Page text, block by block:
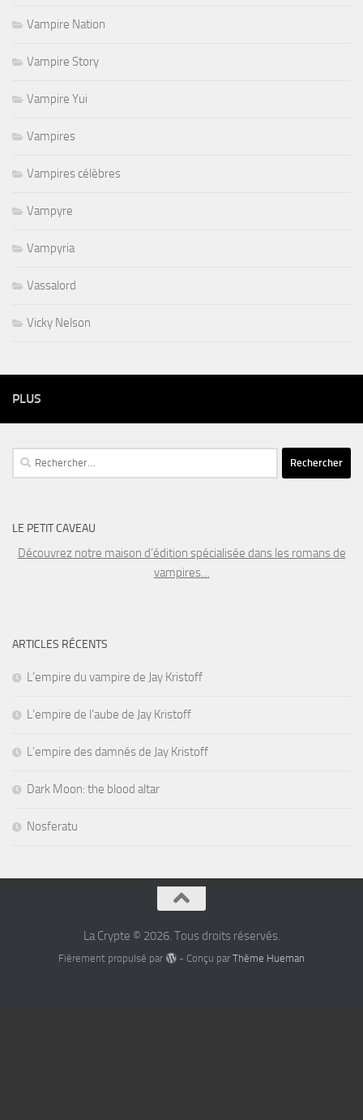
Vampire Nation
Vampire Story
Vampire Yui
Vampires
Vampires célèbres
Vampyre
Vampyria
Vassalord
Vicky Nelson
PLUS
Rechercher :
LE PETIT CAVEAU
Découvrez notre maison d’édition spécialisée dans les romans de
vampires…
ARTICLES RÉCENTS
L’empire du vampire de Jay Kristoff
L’empire de l’aube de Jay Kristoff
L’empire des damnés de Jay Kristoff
Dark Moon: the blood altar
Nosferatu
La Crypte © 2026. Tous droits réservés.
Fièrement propulsé par - Conçu par Thème Hueman